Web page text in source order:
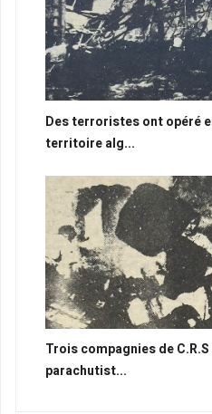
Des terroristes ont opéré
territoire alg...
Trois compagnies de
parachutist...